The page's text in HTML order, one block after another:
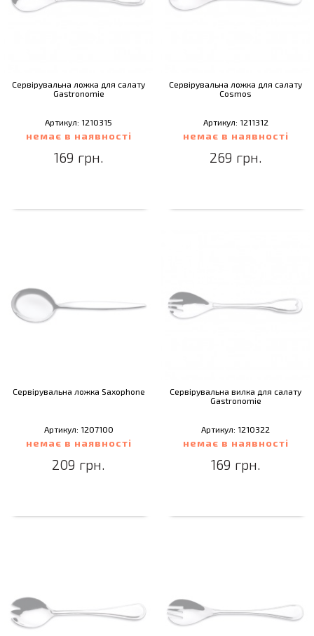
Сервірувальна ложка для салату
Gastronomie
Артикул: 1210315
немає в наявності
169 грн.
Сервірувальна ложка для салату
Cosmos
Артикул: 1211312
немає в наявності
269 грн.
Сервірувальна ложка Saxophone
Артикул: 1207100
немає в наявності
209 грн.
Сервірувальна вилка для салату
Gastronomie
Артикул: 1210322
немає в наявності
169 грн.